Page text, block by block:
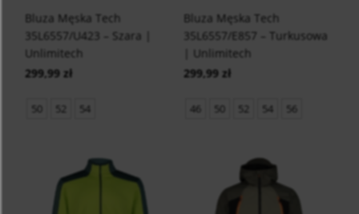
Bluza Męska Tech
35L6557/U423 – Szara |
Unlimitech
299,99 zł
50 52 54
Bluza Męska Tech
35L6557/E857 – Turkusowa
| Unlimitech
299,99 zł
46 50 52 54 56